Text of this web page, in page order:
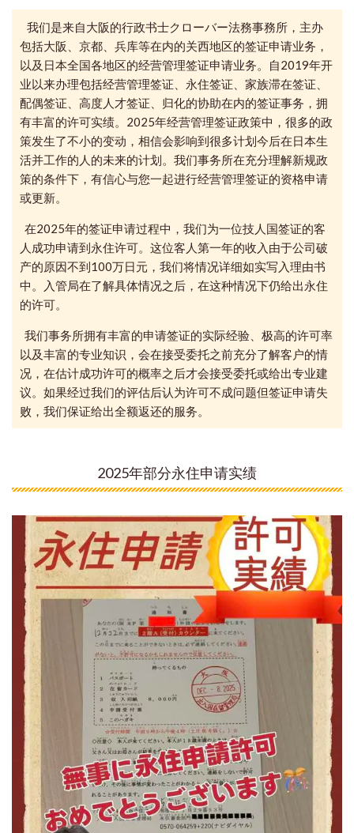
我们是来自大阪的行政书士クローバー法務事務所，主办
包括大阪、京都、兵库等在内的关西地区的签证申请业务，
以及日本全国各地区的经营管理签证申请业务。自2019年开
业以来办理包括经营管理签证、永住签证、家族滞在签证、
配偶签证、高度人才签证、归化的协助在内的签证事务，拥
有丰富的许可实绩。2025年经营管理签证政策中，很多的政
策发生了不小的变动，相信会影响到很多计划今后在日本生
活并工作的人的未来的计划。我们事务所在充分理解新规政
策的条件下，有信心与您一起进行经营管理签证的资格申请
或更新。
在2025年的签证申请过程中，我们为一位技人国签证的客
人成功申请到永住许可。这位客人第一年的收入由于公司破
产的原因不到100万日元，我们将情况详细如实写入理由书
中。入管局在了解具体情况之后，在这种情况下仍给出永住
的许可。
我们事务所拥有丰富的申请签证的实际经验、极高的许可率
以及丰富的专业知识，会在接受委托之前充分了解客户的情
况，在估计成功许可的概率之后才会接受委托或给出专业建
议。如果经过我们的评估后认为许可不成问题但签证申请失
败，我们保证给出全额返还的服务。
2025年部分永住申请实绩